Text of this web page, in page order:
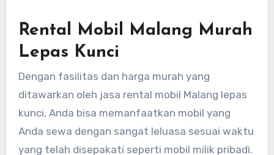
Rental Mobil Malang Murah
Lepas Kunci
Dengan fasilitas dan harga murah yang
ditawarkan oleh jasa rental mobil Malang lepas
kunci, Anda bisa memanfaatkan mobil yang
Anda sewa dengan sangat leluasa sesuai waktu
yang telah disepakati seperti mobil milik pribadi.